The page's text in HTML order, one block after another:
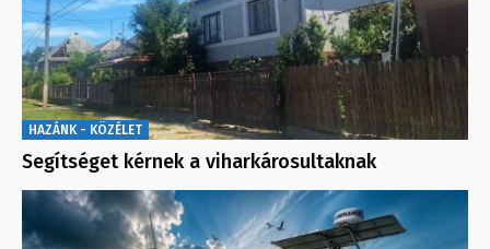
HAZÁNK - KÖZÉLET
Segítséget kérnek a viharkárosultaknak